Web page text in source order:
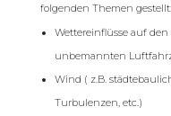
folgenden Themen gestellt:
Wettereinflüsse auf den
unbemannten
Wind ( z.B.
Turbulenzen, etc.)